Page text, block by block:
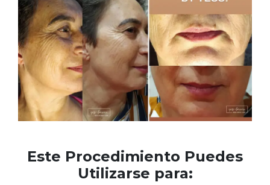
Este Procedimiento Puedes
Utilizarse para: